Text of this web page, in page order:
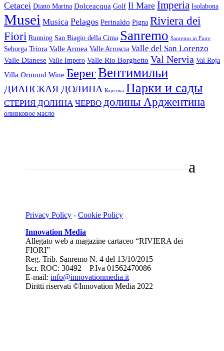
Cetacei Diano Marina Dolceacqua Golf Il Mare Imperia Isolabona
Musei Musica Pelagos Perinaldo Pigna Riviera dei
Fiori Running San Biagio della Cima Sanremo Sanremo in Fiore
Seborga Triora Valle Armea Valle Arroscia Valle del San Lorenzo
Valle Dianese Valle Impero Valle Rio Borghetto Val Nervia Val Roja
Villa Ormond Wine БерегВентимильи
ДИАНСКАЯ ДОЛИНА Корсика Парки и сады
СТЕРИЯ ДОЛИНА ЧЕРВО долины Арджентина
оливковое масло
Privacy Policy -Cookie Policy
Innovation Media
Allegato web a magazine cartaceo “RIVIERA dei
FIORI”
Reg. Trib. SanremoN. 4 del 13/10/2015
Iscr. ROC: 30492 –P.Iva 01562470086
E-mail:info@innovationmedia.it
Diritti riservati ©Innovation Media 2022